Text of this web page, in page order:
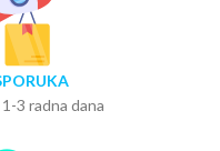
3 radna dana